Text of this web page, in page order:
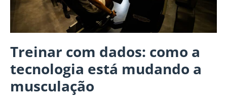
Treinar com dados: como a
tecnologia está mudando a
musculação